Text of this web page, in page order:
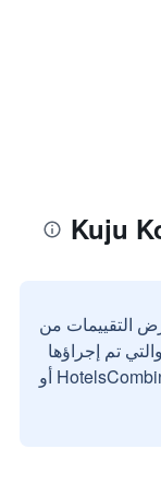
التقييمات من
تم إجراؤها
بواسطة مستخدمين حقيقيين مع HotelsCombined أو